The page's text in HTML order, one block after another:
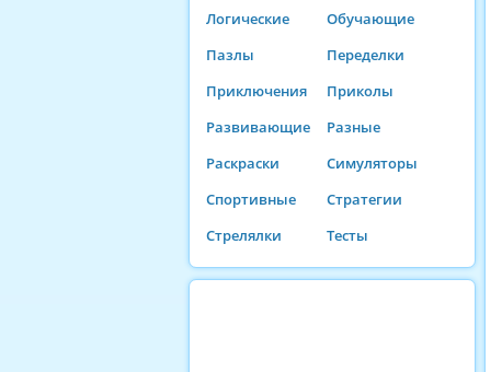
Логические
Обучающие
Пазлы
Переделки
Приключения
Приколы
Развивающие
Разные
Раскраски
Симуляторы
Спортивные
Стратегии
Стрелялки
Тесты